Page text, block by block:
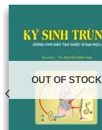
OUT OF STOCK